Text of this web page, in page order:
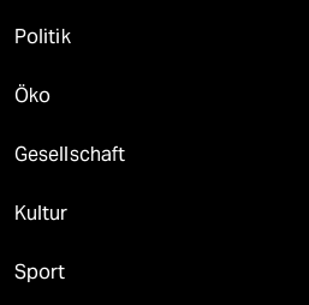
Politik
Öko
Gesellschaft
Kultur
Sport